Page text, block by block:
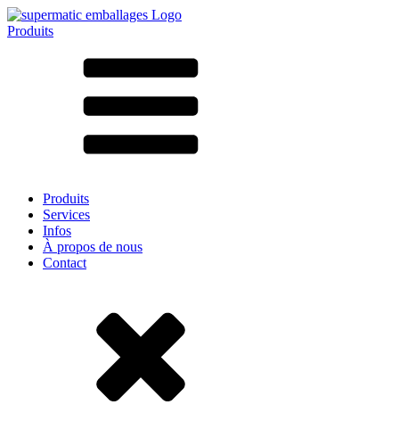
Produits
LD-PE
Sachets et bag-in-box
Produits
Services
Infos
À propos de nous
Contact